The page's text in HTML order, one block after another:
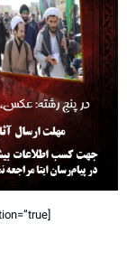
[wpforms id=”587″ title=”true” description=”true”]